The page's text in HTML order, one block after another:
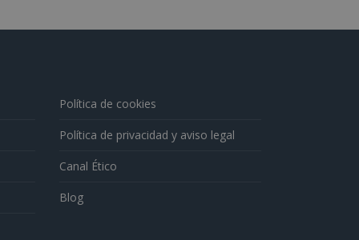
Política de cookies
Política de privacidad y aviso legal
Canal Ético
Blog